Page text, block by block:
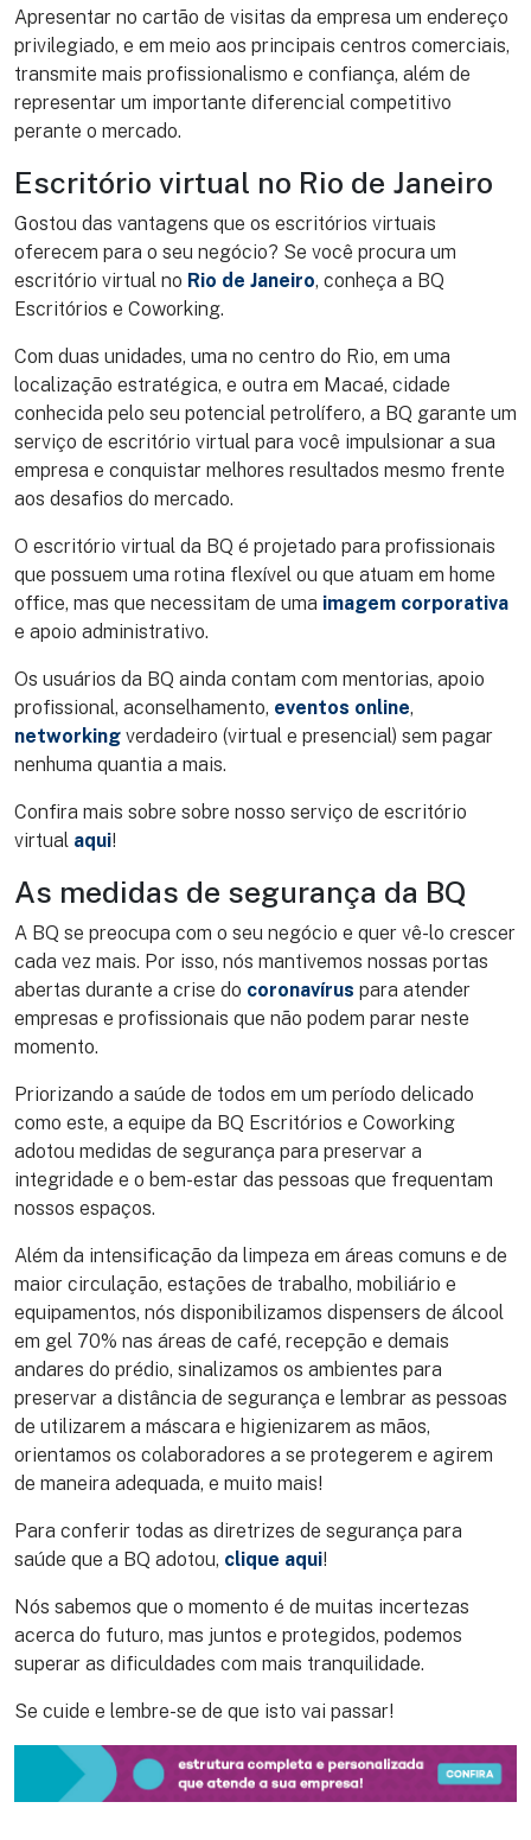
Apresentar no cartão de visitas da empresa um endereço
privilegiado, e em meio aos principais centros comerciais,
transmite mais profissionalismo e confiança, além de
representar um importante diferencial competitivo
perante o mercado.
Escritório virtual no Rio de Janeiro
Gostou das vantagens que os escritórios virtuais
oferecem para o seu negócio? Se você procura um
escritório virtual no Rio de Janeiro, conheça a BQ
Escritórios e Coworking.
Com duas unidades, uma no centro do Rio, em uma
localização estratégica, e outra em Macaé, cidade
conhecida pelo seu potencial petrolífero, a BQ garante um
serviço de escritório virtual para você impulsionar a sua
empresa e conquistar melhores resultados mesmo frente
aos desafios do mercado.
O escritório virtual da BQ é projetado para profissionais
que possuem uma rotina flexível ou que atuam em home
office, mas que necessitam de uma imagem corporativa
e apoio administrativo.
Os usuários da BQ ainda contam com mentorias, apoio
profissional, aconselhamento, eventos online,
networking verdadeiro (virtual e presencial) sem pagar
nenhuma quantia a mais.
Confira mais sobre sobre nosso serviço de escritório
virtual aqui!
As medidas de segurança da BQ
A BQ se preocupa com o seu negócio e quer vê-lo crescer
cada vez mais. Por isso, nós mantivemos nossas portas
abertas durante a crise do coronavírus para atender
empresas e profissionais que não podem parar neste
momento.
Priorizando a saúde de todos em um período delicado
como este, a equipe da BQ Escritórios e Coworking
adotou medidas de segurança para preservar a
integridade e o bem-estar das pessoas que frequentam
nossos espaços.
Além da intensificação da limpeza em áreas comuns e de
maior circulação, estações de trabalho, mobiliário e
equipamentos, nós disponibilizamos dispensers de álcool
em gel 70% nas áreas de café, recepção e demais
andares do prédio, sinalizamos os ambientes para
preservar a distância de segurança e lembrar as pessoas
de utilizarem a máscara e higienizarem as mãos,
orientamos os colaboradores a se protegerem e agirem
de maneira adequada, e muito mais!
Para conferir todas as diretrizes de segurança para
saúde que a BQ adotou, clique aqui!
Nós sabemos que o momento é de muitas incertezas
acerca do futuro, mas juntos e protegidos, podemos
superar as dificuldades com mais tranquilidade.
Se cuide e lembre-se de que isto vai passar!